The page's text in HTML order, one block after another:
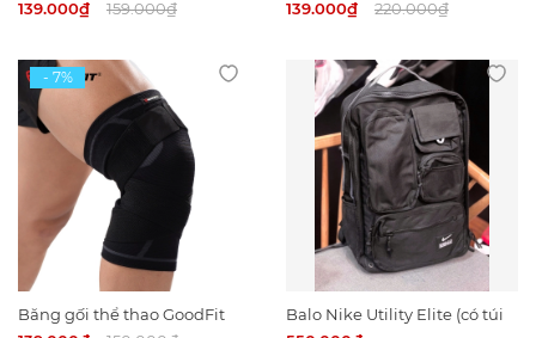
518K (CẶP)
139.000₫ 159.000₫
513K
139.000₫ 220.000₫
Băng gối thể thao GoodFit
Balo Nike Utility Elite (có túi